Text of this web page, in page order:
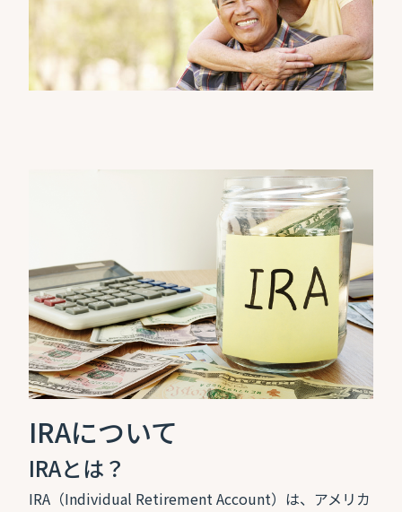
IRAについて
IRAとは？
IRA（Individual Retirement Account）は、アメリカ